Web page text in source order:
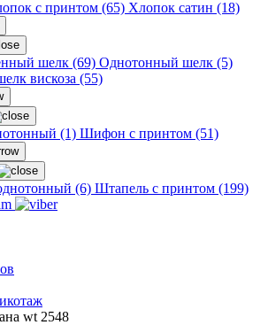
с принтом (65) Хлопок сатин (18)
шелк (69) Однотонный шелк (5)
вискоза (55)
(1) Шифон с принтом (51)
(6) Штапель с принтом (199)
wt 2548